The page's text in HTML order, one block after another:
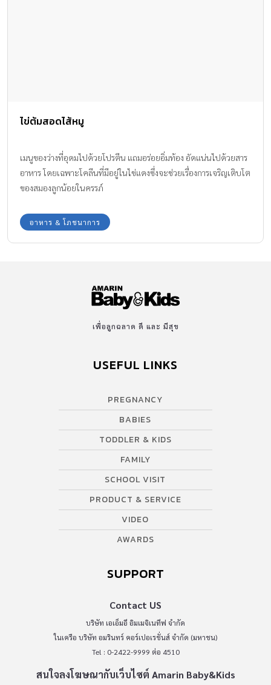
ไข่ต้มสอดไส้หมู
เมนูของว่างที่อุดมไปด้วยโปรตีน แถมอร่อยอิ่มท้อง อัดแน่นไปด้วยสาร
อาหาร โดยเฉพาะโคลีนที่มีอยู่ในไข่แดงซึ่งจะช่วยเรื่องการเจริญเติบโต
ของสมองลูกน้อยในครรภ์
อาหาร & โภชนาการ
เพื่อลูกฉลาด ดี และ มีสุข
USEFUL LINKS
PREGNANCY
BABIES
TODDLER & KIDS
FAMILY
SCHOOL VISIT
PRODUCT & SERVICE
VIDEO
AWARDS
SUPPORT
Contact US
บริษัท เอเอ็มอี อิมเมจิเนทีฟ จำกัด
ในเครือ บริษัท อมรินทร์ คอร์เปอเรชั่นส์ จำกัด (มหาชน)
Tel : 0-2422-9999 ต่อ 4510
สนใจลงโฆษณากับเว็บไซต์ Amarin Baby&Kids